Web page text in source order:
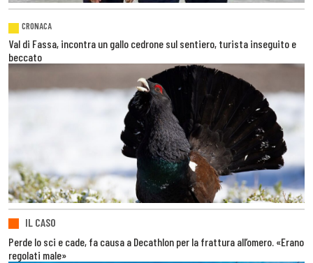
CRONACA
Val di Fassa, incontra un gallo cedrone sul sentiero, turista inseguito e
beccato
IL CASO
Perde lo sci e cade, fa causa a Decathlon per la frattura all’omero. «Erano
regolati male»